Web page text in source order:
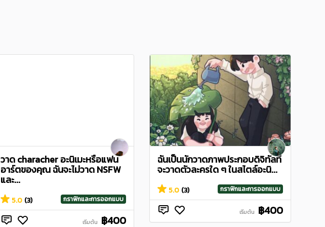
วาด characher อะนิเมะหรือแฟน
อาร์ตของคุณ ฉันจะไม่วาด NSFW
และ...
5.0 (3) กราฟิกและการออกแบบ
เริ่มต้น ฿400
ฉันเป็นนักวาดภาพประกอบดิจิทัลที่
จะวาดตัวละครใด ๆ ในสไตล์อะนิ...
5.0 (3) กราฟิกและการออกแบบ
เริ่มต้น ฿400